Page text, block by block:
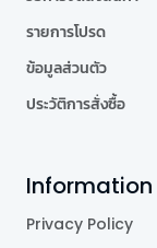
รายการโปรด
ข้อมูลส่วนตัว
ประวัติการสั่งซื้อ
Information
Privacy Policy